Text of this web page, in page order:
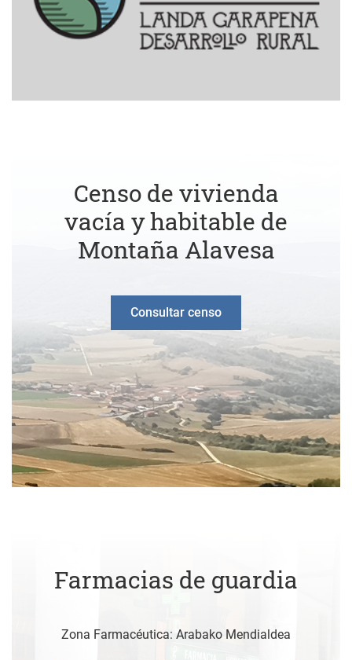
Censo de vivienda
vacía y habitable de
Montaña Alavesa
Consultar censo
Farmacias de guardia
Zona Farmacéutica: Arabako Mendialdea